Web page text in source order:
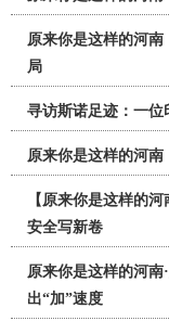
原来你是这样的河
局
寻访斯诺足迹：一位
原来你是这样的河
【原来你是这样的
安全写新卷
原来你是这样的河南
出“加”速度